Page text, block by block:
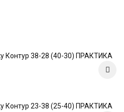
Контур 38-28 (40-30) ПРАКТИКА
Контур 23-38 (25-40) ПРАКТИКА